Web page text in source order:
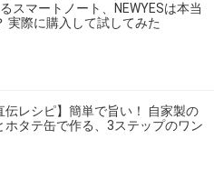
スマートノート、NEWYESは本当
実際に購入して試してみた
伝レシピ】簡単で旨い！ 自家製の
ホタテ缶で作る、3ステップのワン